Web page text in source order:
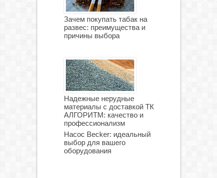
Зачем покупать табак на
развес: преимущества и
причины выбора
Надежные нерудные
материалы с доставкой ТК
АЛГОРИТМ: качество и
профессионализм
Насос Becker: идеальный
выбор для вашего
оборудования